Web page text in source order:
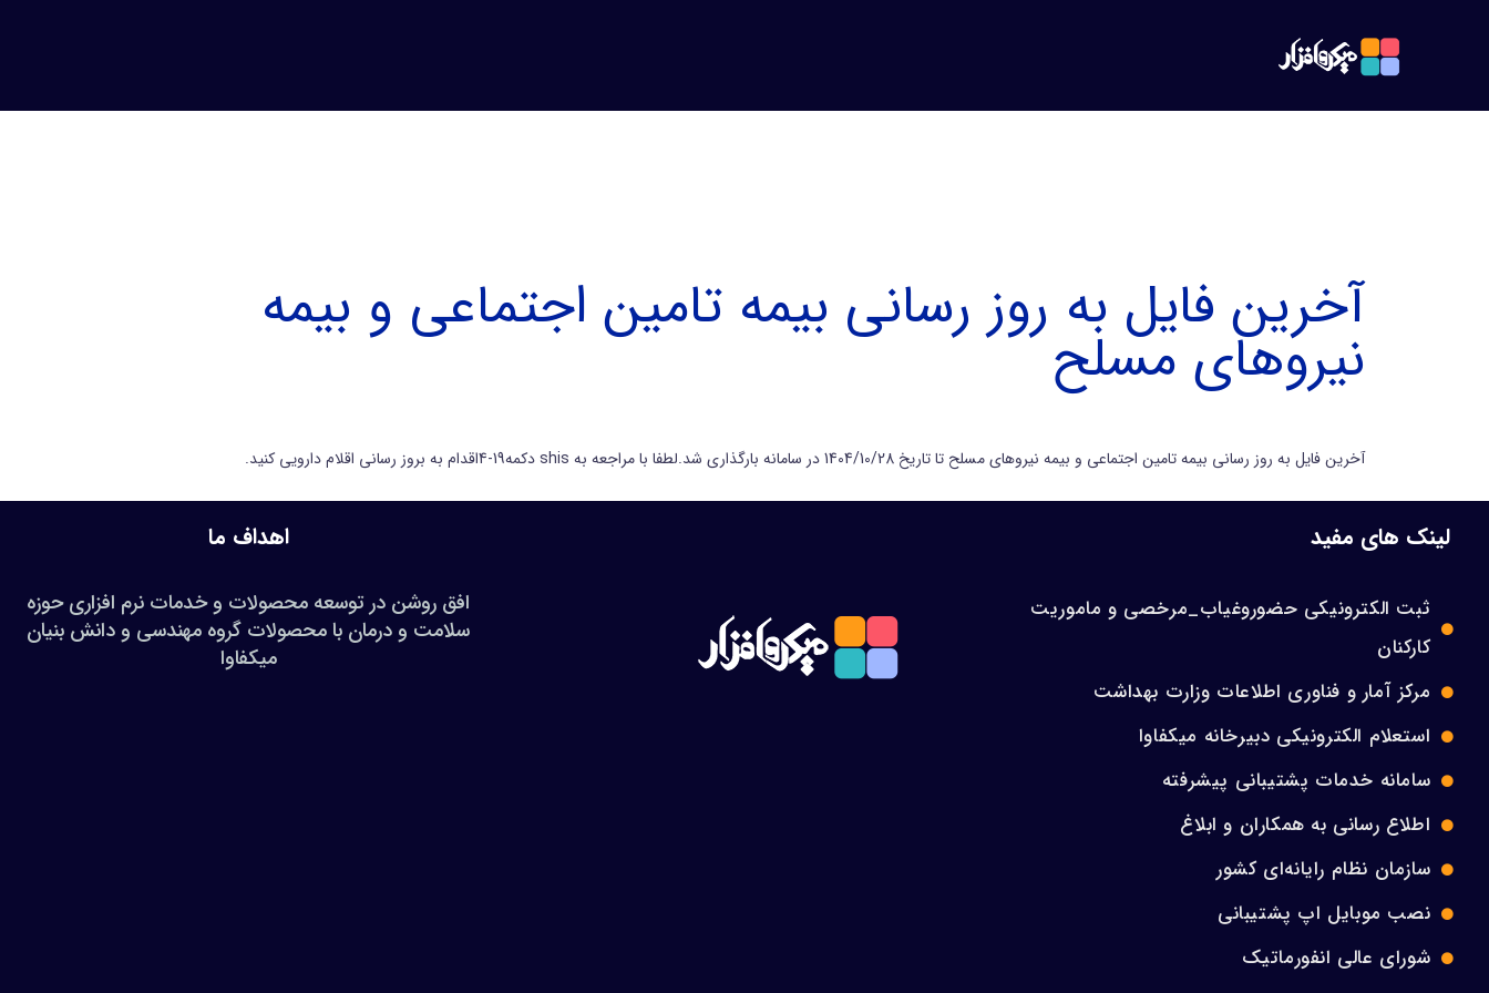
آخرین فایل به روز رسانی بیمه تامین اجتماعی و بیمه
نیروهای مسلح
آخرین فایل به روز رسانی بیمه تامین اجتماعی و بیمه نیروهای مسلح تا تاریخ 1404/10/28 در سامانه بارگذاری شد.لطفا با مراجعه به shis دکمه19-4اقدام به بروز رسانی اقلام دارویی کنید.
لینک های مفید
ثبت الکترونیکی حضوروغیاب_مرخصی و ماموریت
کارکنان
مرکز آمار و فناوری اطلاعات وزارت بهداشت
استعلام الکترونیکی دبیرخانه میکفاوا
سامانه خدمات پشتیبانی پیشرفته
اطلاع رسانی به همکاران و ابلاغ
سازمان نظام رایانه‌ای کشور
نصب موبایل اپ پشتیبانی
شورای عالی انفورماتیک
اهداف ما
افق روشن در توسعه محصولات و خدمات نرم افزاری حوزه
سلامت و درمان با محصولات گروه مهندسی و دانش بنیان
میکفاوا